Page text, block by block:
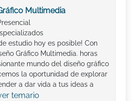
Multimedia
estudio hoy es posible! Con
Gráfico Multimedia. horas
mundo del diseño gráfico
la oportunidad de explorar
a dar vida a tus ideas a
temario